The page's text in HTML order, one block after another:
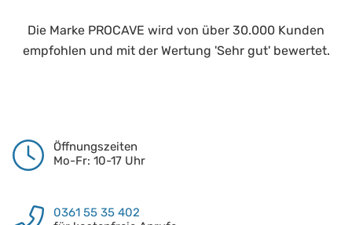
Die Marke PROCAVE wird von über 30.000 Kunden
empfohlen und mit der Wertung 'Sehr gut' bewertet.
Öffnungszeiten
Mo-Fr: 10-17 Uhr
0361 55 35 402